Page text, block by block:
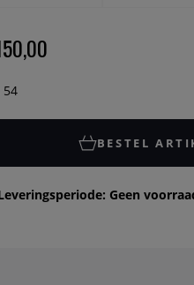
54
BESTEL
Geen